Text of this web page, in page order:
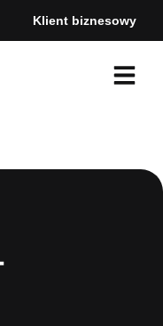
Klient biznesowy